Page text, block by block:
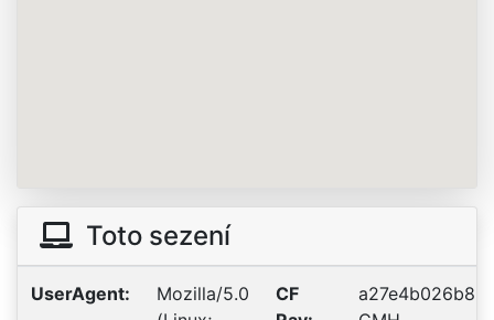
Toto sezení
UserAgent:
Mozilla/5.0
CF